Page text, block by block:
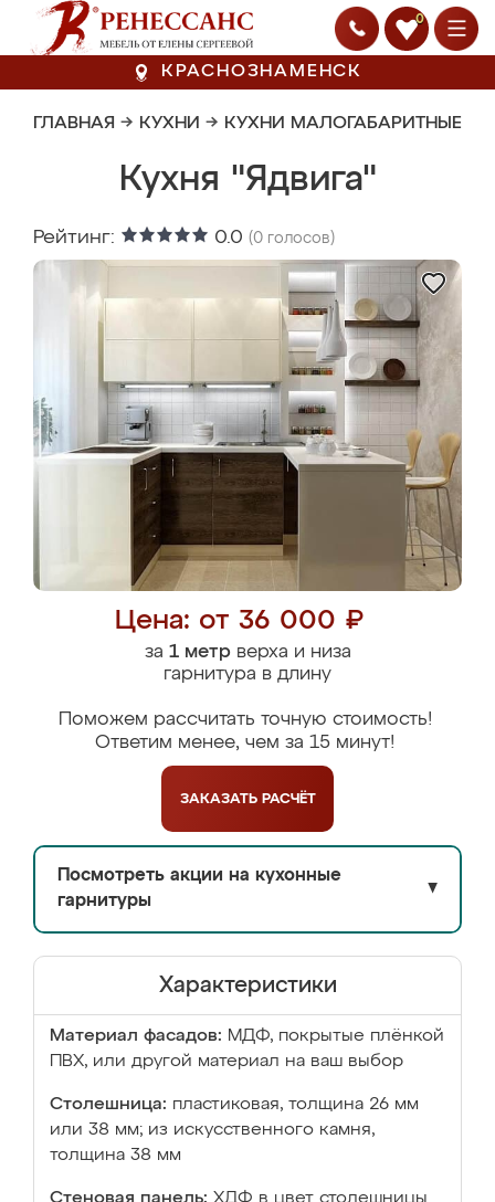
0
КРАСНОЗНАМЕНСК
ГЛАВНАЯ → КУХНИ → КУХНИ МАЛОГАБАРИТНЫЕ
Кухня "Ядвига"
Рейтинг: 0.0 (0 голосов)
Цена: от 36 000 ₽
за 1 метрверха и низа
гарнитура в длину
Поможем рассчитать точную стоимость!
Ответим менее, чем за 15 минут!
ЗАКАЗАТЬ РАСЧЁТ
Посмотреть акции на кухонные
гарнитуры
▼
Характеристики
Материал фасадов: МДФ, покрытые плёнкой
ПВХ, или другой материал на ваш выбор
Столешница: пластиковая, толщина 26 мм
или 38 мм; из искусственного камня,
толщина 38 мм